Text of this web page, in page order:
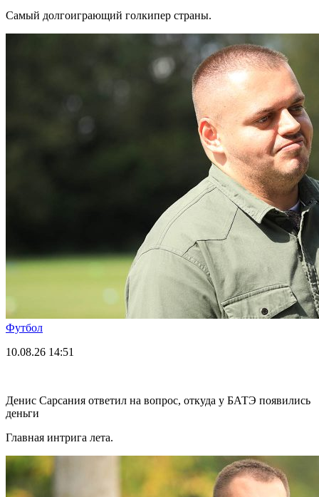
Самый долгоиграющий голкипер страны.
Футбол
10.08.26 14:51
Денис Сарсания ответил на вопрос, откуда у БАТЭ появились
деньги
Главная интрига лета.